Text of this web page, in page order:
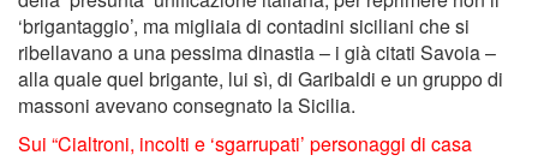
‘brigantaggio’, ma migliaia di contadini siciliani che si
ribellavano a una pessima dinastia – i già citati Savoia –
alla quale quel brigante, lui sì, di Garibaldi e un gruppo di
massoni avevano consegnato la Sicilia.
Sui “Cialtroni, incolti e ‘sgarrupati’ personaggi di casa